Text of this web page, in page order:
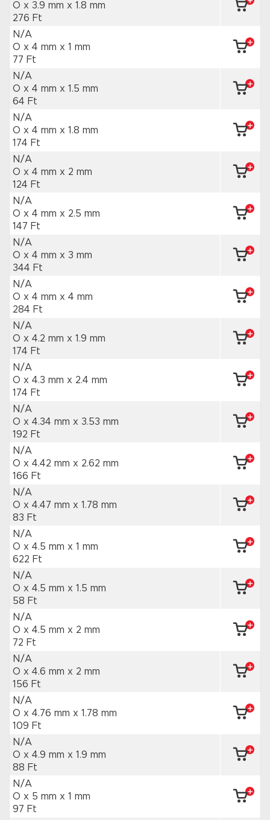
O x 3.9 mm x 1.8 mm
276 Ft
N/A
O x 4 mm x 1 mm
77 Ft
N/A
O x 4 mm x 1.5 mm
64 Ft
N/A
O x 4 mm x 1.8 mm
174 Ft
N/A
O x 4 mm x 2 mm
124 Ft
N/A
O x 4 mm x 2.5 mm
147 Ft
N/A
O x 4 mm x 3 mm
344 Ft
N/A
O x 4 mm x 4 mm
284 Ft
N/A
O x 4.2 mm x 1.9 mm
174 Ft
N/A
O x 4.3 mm x 2.4 mm
174 Ft
N/A
O x 4.34 mm x 3.53 mm
192 Ft
N/A
O x 4.42 mm x 2.62 mm
166 Ft
N/A
O x 4.47 mm x 1.78 mm
83 Ft
N/A
O x 4.5 mm x 1 mm
622 Ft
N/A
O x 4.5 mm x 1.5 mm
58 Ft
N/A
O x 4.5 mm x 2 mm
72 Ft
N/A
O x 4.6 mm x 2 mm
156 Ft
N/A
O x 4.76 mm x 1.78 mm
109 Ft
N/A
O x 4.9 mm x 1.9 mm
88 Ft
N/A
O x 5 mm x 1 mm
97 Ft